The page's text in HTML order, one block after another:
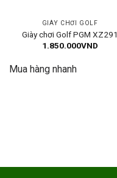
GIÀY CHƠI GOLF
Giày chơi Golf PGM XZ291
1.850.000VND
Mua hàng nhanh